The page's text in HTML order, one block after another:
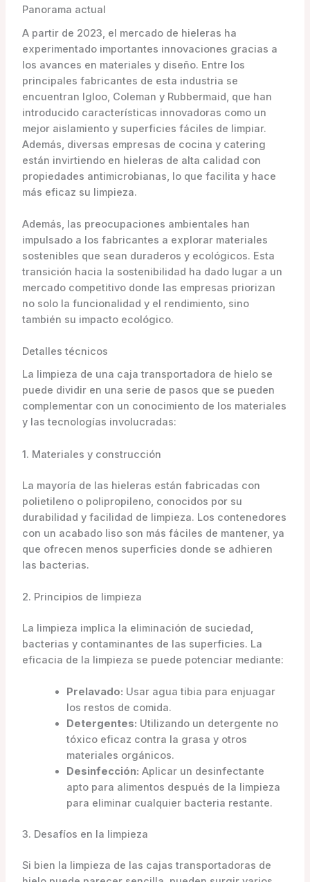
Panorama actual
A partir de 2023, el mercado de hieleras ha
experimentado importantes innovaciones gracias a
los avances en materiales y diseño. Entre los
principales fabricantes de esta industria se
encuentran Igloo, Coleman y Rubbermaid, que han
introducido características innovadoras como un
mejor aislamiento y superficies fáciles de limpiar.
Además, diversas empresas de cocina y catering
están invirtiendo en hieleras de alta calidad con
propiedades antimicrobianas, lo que facilita y hace
más eficaz su limpieza.
Además, las preocupaciones ambientales han
impulsado a los fabricantes a explorar materiales
sostenibles que sean duraderos y ecológicos. Esta
transición hacia la sostenibilidad ha dado lugar a un
mercado competitivo donde las empresas priorizan
no solo la funcionalidad y el rendimiento, sino
también su impacto ecológico.
Detalles técnicos
La limpieza de una caja transportadora de hielo se
puede dividir en una serie de pasos que se pueden
complementar con un conocimiento de los materiales
y las tecnologías involucradas:
1. Materiales y construcción
La mayoría de las hieleras están fabricadas con
polietileno o polipropileno, conocidos por su
durabilidad y facilidad de limpieza. Los contenedores
con un acabado liso son más fáciles de mantener, ya
que ofrecen menos superficies donde se adhieren
las bacterias.
2. Principios de limpieza
La limpieza implica la eliminación de suciedad,
bacterias y contaminantes de las superficies. La
eficacia de la limpieza se puede potenciar mediante:
Prelavado: Usar agua tibia para enjuagar
los restos de comida.
Detergentes: Utilizando un detergente no
tóxico eficaz contra la grasa y otros
materiales orgánicos.
Desinfección: Aplicar un desinfectante
apto para alimentos después de la limpieza
para eliminar cualquier bacteria restante.
3. Desafíos en la limpieza
Si bien la limpieza de las cajas transportadoras de